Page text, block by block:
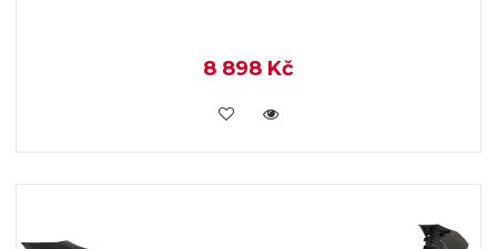
8 898 Kč
KOUPIT